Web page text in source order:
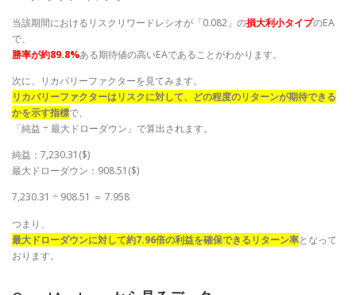
当該期間におけるリスクリワードレシオが「0.082」の損大利小タイプのEA
で、
勝率が約89.8%ある期待値の高いEAであることがわかります。
次に、リカバリーファクターを見てみます。
リカバリーファクターはリスクに対して、どの程度のリターンが期待できる
かを示す指標で、
「純益 ÷ 最大ドローダウン」で算出されます。
純益：7,230.31($)
最大ドローダウン：908.51($)
7,230.31 ÷ 908.51 ＝ 7.958
つまり、
最大ドローダウンに対して約7.96倍の利益を確保できるリターン率となって
おります。